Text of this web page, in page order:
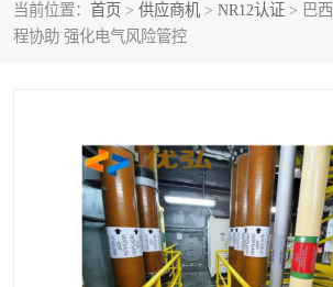
当前位置： 首页 > 供应商机 > NR12认证 > 巴
程协助 强化电气风险管控
巴西认证 RETIE